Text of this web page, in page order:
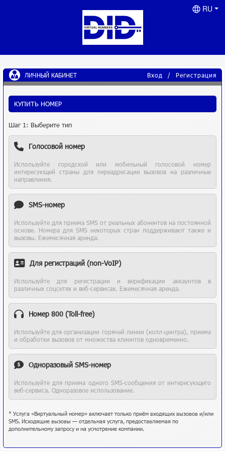
RU
ЛИЧНЫЙ КАБИНЕТ Регистрация
/
Вход
КУПИТЬ НОМЕР
Шаг 1: Выберите тип
Голосовой номер
Используйте городской или мобильный голосовой номер
интересующей страны для переадресации вызовов на различные
направления.
SMS-номер
Используйте для приема SMS от реальных абонентов на постоянной
основе. Номера для SMS некоторых стран поддерживают также и
вызовы. Ежемесячная аренда.
Для регистраций (non-VoIP)
Используйте для регистрации и верификации аккаунтов в
различных соцсетях и веб-сервисах. Ежемесячная аренда.
Номер 800 (Toll-free)
Используйте для организации горячей линии (колл-центра), приема
и обработки вызовов от множества клиентов одновременно.
Одноразовый SMS-номер
Используйте для приема одного SMS-сообщения от интересующего
веб-сервиса. Одноразовое использование.
* Услуга «Виртуальный номер» включает только приём входящих вызовов и/или
SMS. Исходящие вызовы — отдельная услуга, предоставляемая по
дополнительному запросу и на усмотрение компании.